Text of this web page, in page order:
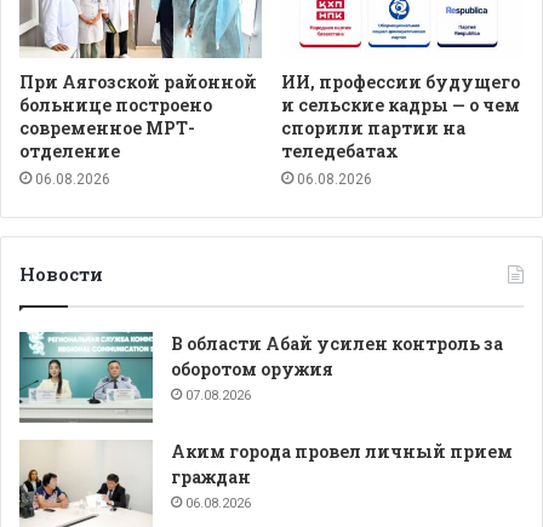
При Аягозской районной
больнице построено
современное МРТ-
отделение
06.08.2026
ИИ, профессии будущего
и сельские кадры — о чем
спорили партии на
теледебатах
06.08.2026
Новости
В области Абай усилен контроль за
оборотом оружия
07.08.2026
Аким города провел личный прием
граждан
06.08.2026